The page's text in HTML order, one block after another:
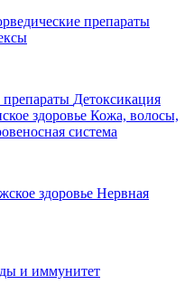
препараты
Детоксикация
здоровье Кожа, волосы,
система
здоровье Нервная
и иммунитет